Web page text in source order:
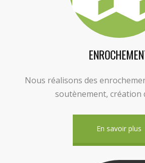
Nous réalisons des
soutènement, création
En savoir plus